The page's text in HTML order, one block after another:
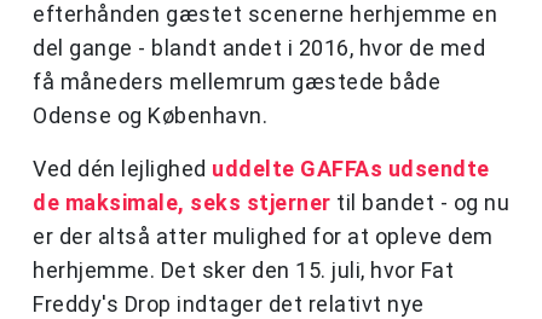
efterhånden gæstet scenerne herhjemme en
del gange - blandt andet i 2016, hvor de med
få måneders mellemrum gæstede både
Odense og København.
Ved dén lejlighed uddelte GAFFAs udsendte
de maksimale, seks stjerner til bandet - og nu
er der altså atter mulighed for at opleve dem
herhjemme. Det sker den 15. juli, hvor Fat
Freddy's Drop indtager det relativt nye